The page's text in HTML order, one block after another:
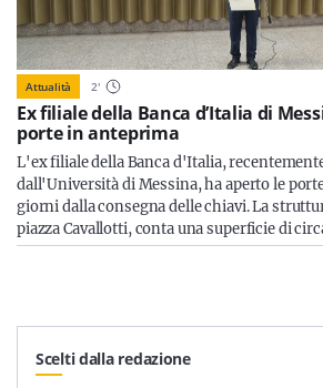
Attualità 2'
Ex filiale della Banca d’Italia di
porte in anteprima
L'ex filiale della Banca d'Italia,
dall'Università di Messina, ha aperto le
giorni dalla consegna delle chiavi. La
piazza Cavallotti, conta una superficie di
Scelti dalla redazione